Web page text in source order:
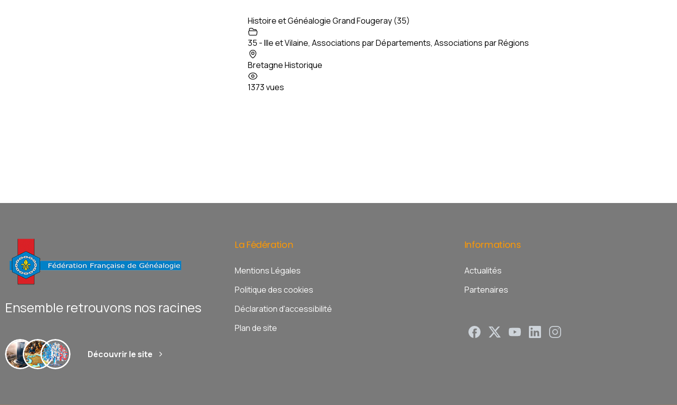
Histoire et Généalogie Grand Fougeray (35)
35 - Ille et Vilaine, Associations par Départements, Associations par Régions
Bretagne Historique
1373 vues
Ensemble retrouvons nos racines
Découvrir le site
La Fédération
Mentions Légales
Politique des cookies
Déclaration d'accessibilité
Plan de site
Informations
Actualités
Partenaires